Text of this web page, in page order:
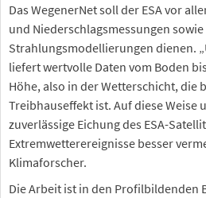
Das WegenerNet soll der ESA vor
und Niederschlagsmessungen
Strahlungsmodellierungen dienen.
liefert wertvolle Daten vom Boden
Höhe, also in der Wetterschicht, die
Treibhauseffekt ist. Auf diese Weise
zuverlässige Eichung des ESA-
Extremwetterereignisse besser
Klimaforscher.
Die Arbeit ist in den Profilbildenden